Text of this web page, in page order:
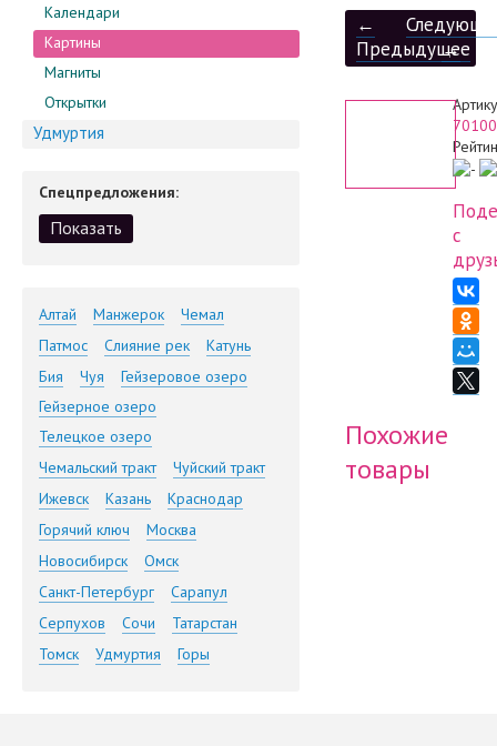
Календари
Картины
Магниты
Открытки
Удмуртия
Спецпредложения:
Алтай Манжерок
Чемал
Патмос
Слияние рек
Катунь
Бия
Чуя
Гейзеровое озеро
Гейзерное озеро
Телецкое озеро
Чемальский тракт
Чуйский тракт
Ижевск
Казань
Краснодар
Горячий ключ
Москва
Новосибирск
Омск
Санкт-Петербург
Сарапул
Серпухов
Сочи
Татарстан
Томск
Удмуртия Горы
←
Предыдущее
→
70100
с
Похожие
товары